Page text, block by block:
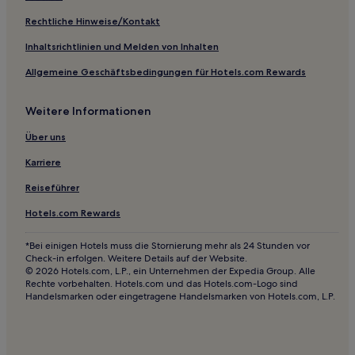
Ferienwohnungen in Oakland
Familien in Berkeley
Business in Tenderloin
Günstige in Tenderloin
Business in Alameda
Hotels mit Shoppingmöglichkeit nahe Van Ness Avenue
Rechtliche Hinweise/Kontakt
Inhaltsrichtlinien und Melden von Inhalten
Allgemeine Geschäftsbedingungen für Hotels.com Rewards
Weitere Informationen
Über uns
Karriere
Reiseführer
Hotels.com Rewards
*Bei einigen Hotels muss die Stornierung mehr als 24 Stunden vor
Check-in erfolgen. Weitere Details auf der Website.
© 2026 Hotels.com, L.P., ein Unternehmen der Expedia Group. Alle
Rechte vorbehalten. Hotels.com und das Hotels.com-Logo sind
Handelsmarken oder eingetragene Handelsmarken von Hotels.com, L.P.